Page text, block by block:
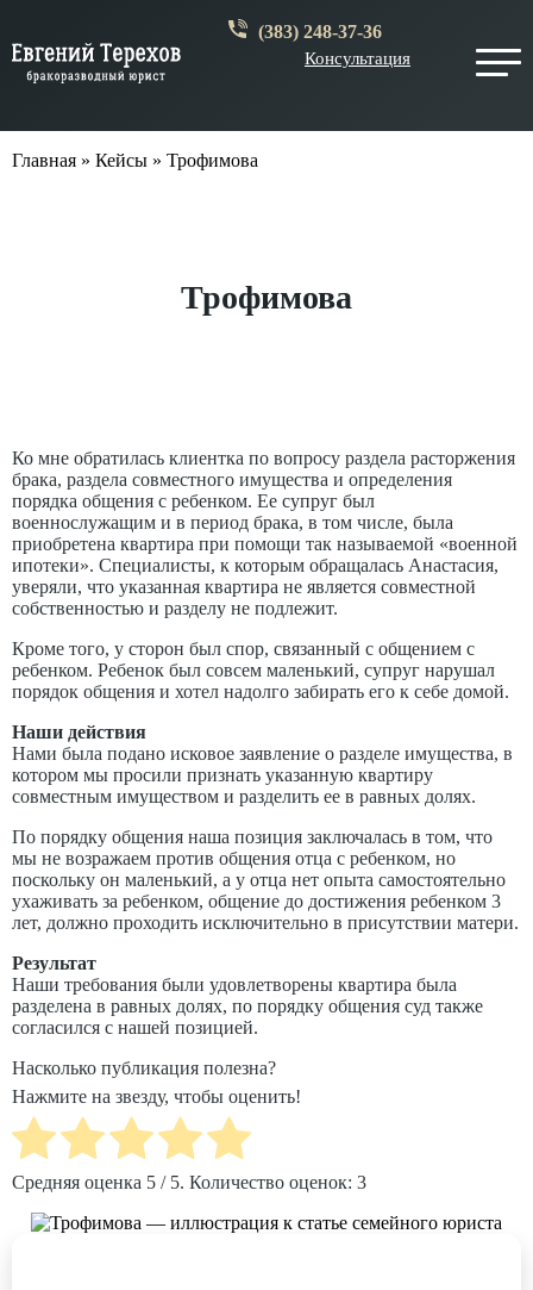
(383) 248-37-36
Консультация
Главная » Кейсы » Трофимова
Трофимова
Ко мне обратилась клиентка по вопросу раздела расторжения
брака, раздела совместного имущества и определения
порядка общения с ребенком. Ее супруг был
военнослужащим и в период брака, в том числе, была
приобретена квартира при помощи так называемой «военной
ипотеки». Специалисты, к которым обращалась Анастасия,
уверяли, что указанная квартира не является совместной
собственностью и разделу не подлежит.
Кроме того, у сторон был спор, связанный с общением с
ребенком. Ребенок был совсем маленький, супруг нарушал
порядок общения и хотел надолго забирать его к себе домой.
Наши действия
Нами была подано исковое заявление о разделе имущества, в
котором мы просили признать указанную квартиру
совместным имуществом и разделить ее в равных долях.
По порядку общения наша позиция заключалась в том, что
мы не возражаем против общения отца с ребенком, но
поскольку он маленький, а у отца нет опыта самостоятельно
ухаживать за ребенком, общение до достижения ребенком 3
лет, должно проходить исключительно в присутствии матери.
Результат
Наши требования были удовлетворены квартира была
разделена в равных долях, по порядку общения суд также
согласился с нашей позицией.
Насколько публикация полезна?
Нажмите на звезду, чтобы оценить!
Средняя оценка 5 / 5. Количество оценок: 3